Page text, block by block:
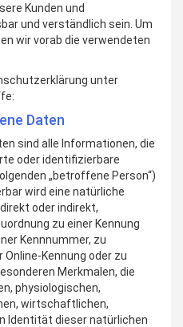
Kunden und
und verständlich sein. Um
wir vorab die verwendeten
unter
Daten
sind alle Informationen, die
oder identifizierbare
„betroffene Person“)
wird eine natürliche
oder indirekt,
zu einer Kennung
Kennnummer, zu
Kennung oder zu
Merkmalen, die
physiologischen,
wirtschaftlichen,
Identität dieser natürlichen